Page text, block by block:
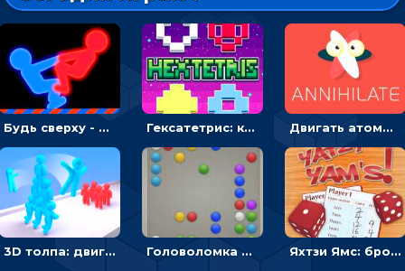
Будь сверху - борись с другом и выигрывай Гексатетрис: кидать блок, чтобы складывать три в ряд - головоломка Двигать атомы, чтобы соединить – головоломка
3D толпа: двигаться и собирать цветных человечков Головоломка Линии: собери шарики в ряд из 5 Яхтзи Ямс: бросай кости и набери очков больше, чем у соперников